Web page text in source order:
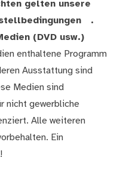
gelten unsere
.
(DVD usw.)
enthaltene Programm
Ausstattung sind
Medien sind
nicht gewerbliche
Alle weiteren
Ein